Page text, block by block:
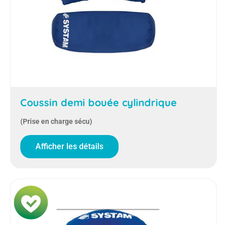
Coussin demi bouée cylindrique
(Prise en charge sécu)
Afficher les détails